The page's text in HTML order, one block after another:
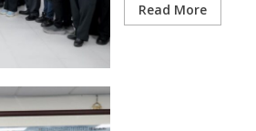
Read More